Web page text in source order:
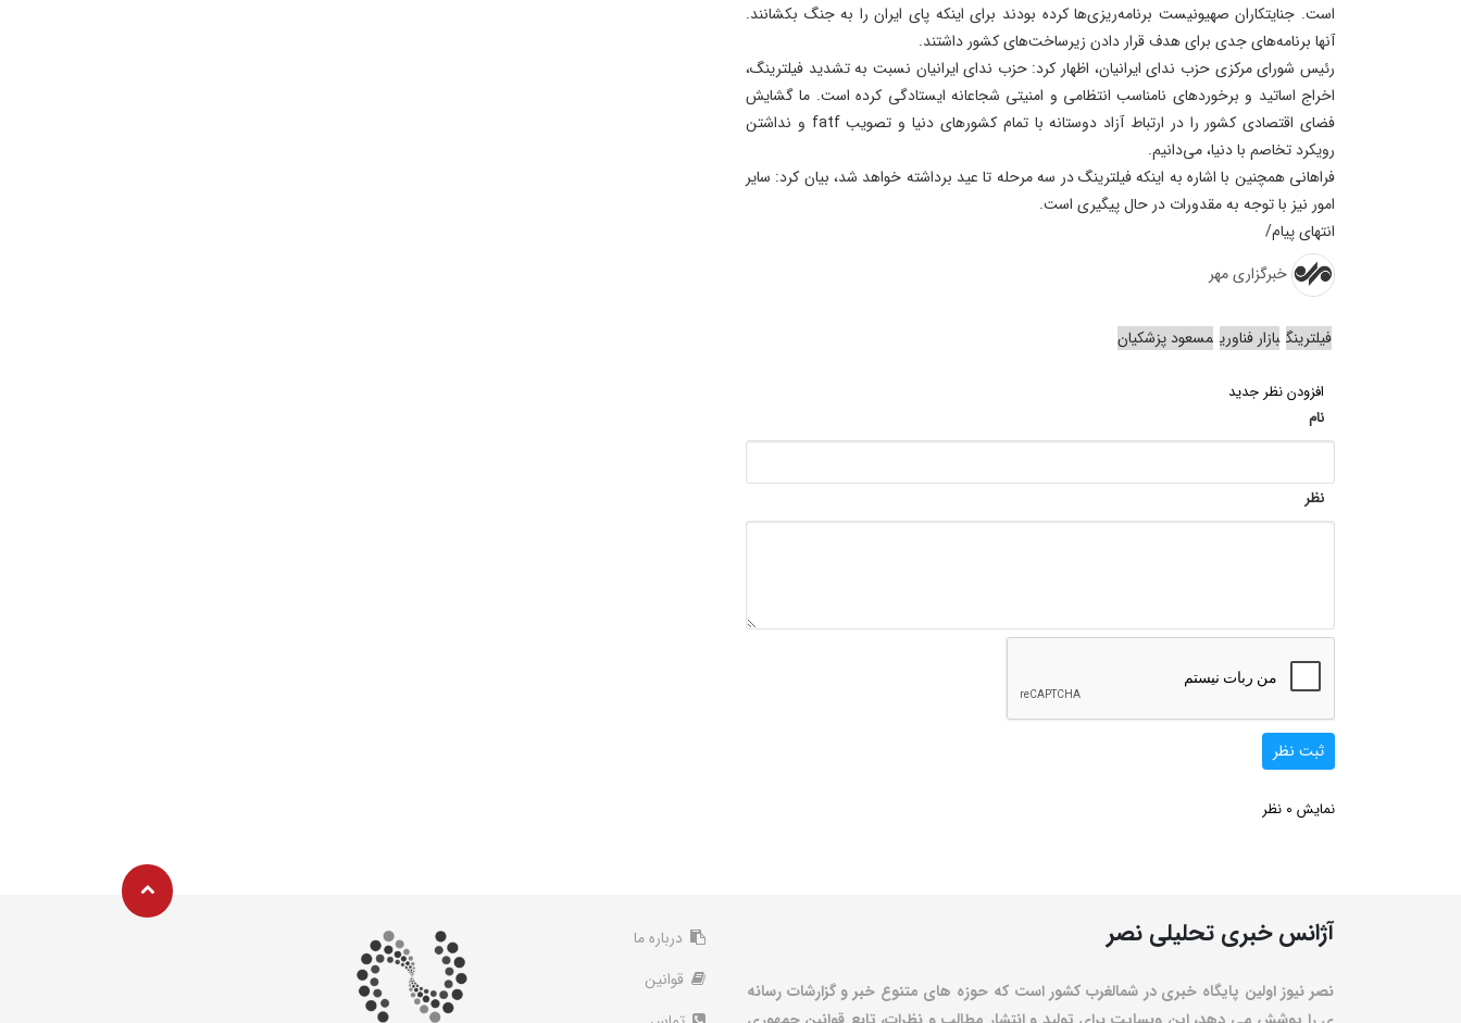
است. جنایتکاران صهیونیست برنامه‌ریزی‌ها کرده بودند برای اینکه پای ایران را به جنگ بکشانند.
آنها برنامه‌های جدی برای هدف قرار دادن زیرساخت‌های کشور داشتند.
رئیس شورای مرکزی حزب ندای ایرانیان، اظهار کرد: حزب ندای ایرانیان نسبت به تشدید فیلترینگ،
اخراج اساتید و برخوردهای نامناسب انتظامی و امنیتی شجاعانه ایستادگی کرده است. ما گشایش
فضای اقتصادی کشور را در ارتباط آزاد دوستانه با تمام کشورهای دنیا و تصویب ‏fatf و نداشتن
رویکرد تخاصم با دنیا، می‌دانیم.
فراهانی همچنین با اشاره به اینکه فیلترینگ در سه مرحله تا عید برداشته خواهد شد، بیان کرد: سایر
امور نیز با توجه به مقدورات در حال پیگیری است.
انتهای پیام/
خبرگزاری مهر
فیلترینگ بازار فناوری مسعود پزشکیان
افزودن نظر جدید
نام
نظر
ثبت نظر
نمایش 0 نظر
آژانس خبری تحلیلی نصر
نصر نیوز اولین پایگاه خبری در شمالغرب کشور است که حوزه های متنوع خبر و گزارشات رسانه
درباره ما
قوانین